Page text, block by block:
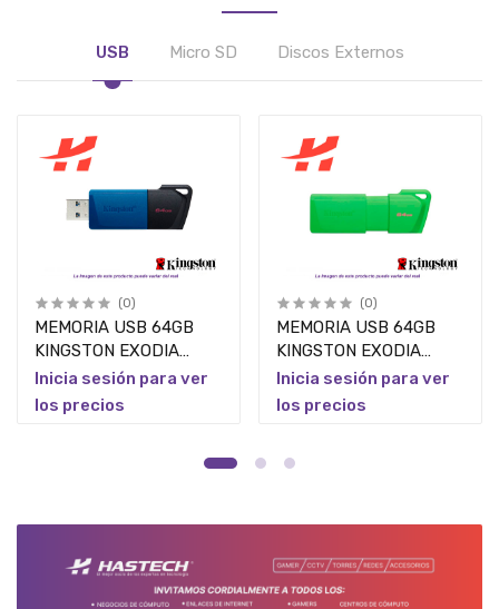
USB Micro SD Discos Externos
(0)
MEMORIA USB 64GB
KINGSTON EXODIA
NEGRO/AZUL V.3.2
Inicia sesión para ver
los precios
(0)
MEMORIA USB 64GB
KINGSTON EXODIA
VERDE V3.2 NP/KC-
U2L64-7LG PIEZA
Inicia sesión para ver
los precios